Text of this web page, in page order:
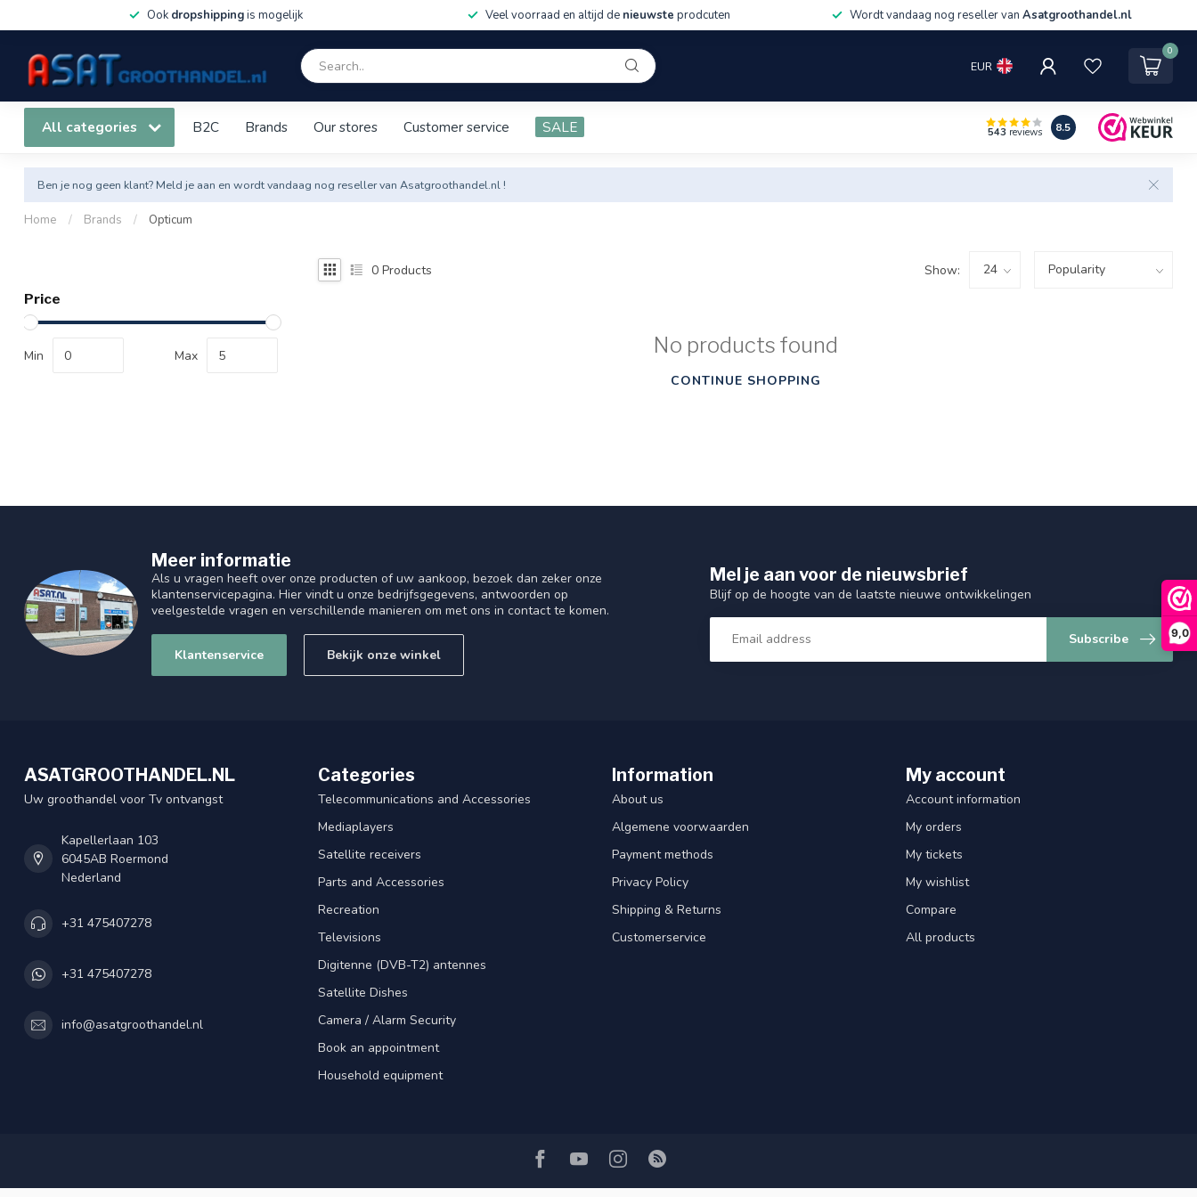
9,0
Ook dropshippingis mogelijk Veel voorraad en altijd de nieuwste prodcuten Wordt vandaag nog reseller van Asatgroothandel.nl
EUR
0
All categories B2C Brands Our stores Customer service SALE 543 reviews 8.5
Ben je nog geen klant? Meld je aan en wordt vandaag nog reseller van Asatgroothandel.nl !
Home / Brands / Opticum
Price
Min Max
0 Products Show:
No products found
CONTINUE SHOPPING
Meer informatie
Als u vragen heeft over onze producten of uw aankoop, bezoek dan zeker onze
klantenservicepagina. Hier vindt u onze bedrijfsgegevens, antwoorden op
veelgestelde vragen en verschillende manieren om met ons in contact te komen.
Klantenservice Bekijk onze winkel
Mel je aan voor de nieuwsbrief
Blijf op de hoogte van de laatste nieuwe ontwikkelingen
Subscribe
ASATGROOTHANDEL.NL
Uw groothandel voor Tv ontvangst
Kapellerlaan 103
6045AB Roermond
Nederland
+31 475407278
+31 475407278
info@asatgroothandel.nl
Categories
Telecommunications and Accessories
Mediaplayers
Satellite receivers
Parts and Accessories
Recreation
Televisions
Digitenne (DVB-T2) antennes
Satellite Dishes
Camera / Alarm Security
Book an appointment
Household equipment
Information
About us
Algemene voorwaarden
Payment methods
Privacy Policy
Shipping & Returns
Customerservice
My account
Account information
My orders
My tickets
My wishlist
Compare
All products